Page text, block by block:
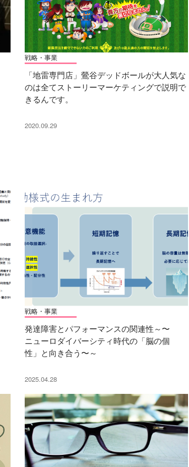
戦略・事業
「地雷専門店」鶯谷デッドボールが大人気な
のは全てストーリーマーケティングで説明で
きるんです。
2020.09.29
戦略・事業
発達障害とパフォーマンスの関連性～〜
ニューロダイバーシティ時代の「脳の個
性」と向き合う〜～
2025.04.28